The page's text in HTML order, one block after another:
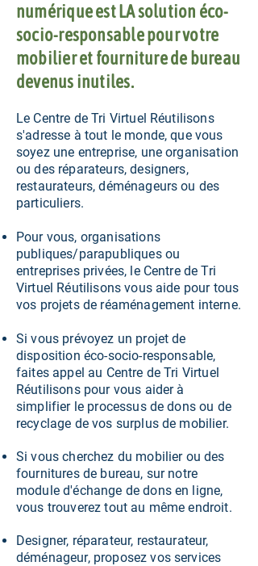
numérique est LA solution éco-
socio-responsable pour votre
mobilier et fourniture de bureau
devenus inutiles.
Le Centre de Tri Virtuel Réutilisons
s'adresse à tout le monde, que vous
soyez une entreprise, une organisation
ou des réparateurs, designers,
restaurateurs, déménageurs ou des
particuliers.
Pour vous, organisations
publiques/parapubliques ou
entreprises privées, le Centre de Tri
Virtuel Réutilisons vous aide pour tous
vos projets de réaménagement interne.
Si vous prévoyez un projet de
disposition éco-socio-responsable,
faites appel au Centre de Tri Virtuel
Réutilisonspour vous aider à
simplifier le processus de dons ou de
recyclage de vos surplus de mobilier.
Si vous cherchez du mobilier ou des
fournitures de bureau, sur notre
module d'échange de dons en ligne,
vous trouverez tout au même endroit.
Designer, réparateur, restaurateur,
déménageur, proposez vos services